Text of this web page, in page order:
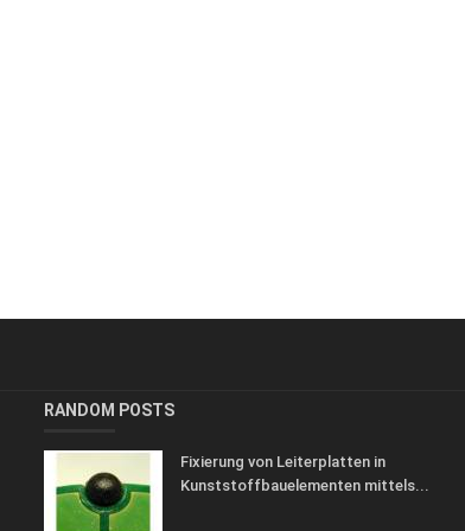
RANDOM POSTS
Fixierung von Leiterplatten in
Kunststoffbauelementen mittels...